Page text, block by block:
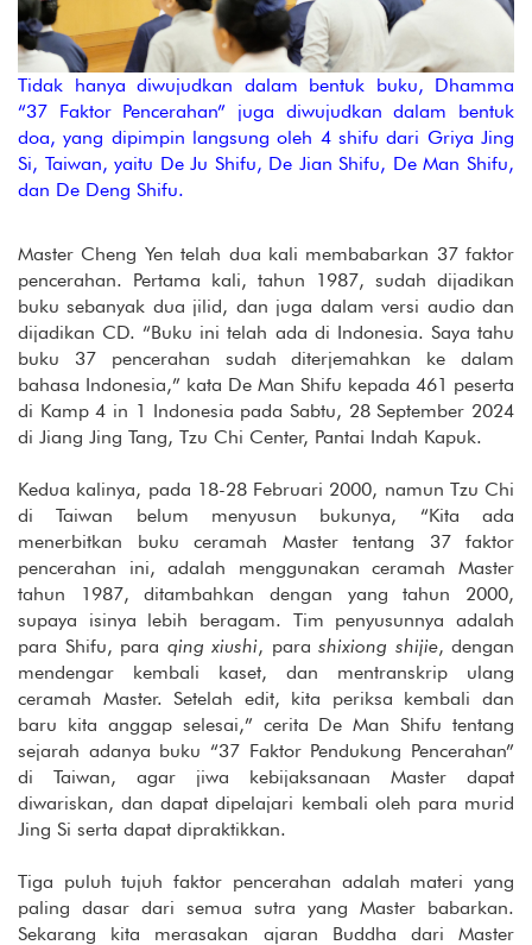
Tidak hanya diwujudkan dalam bentuk buku, Dhamma
“37 Faktor Pencerahan” juga diwujudkan dalam bentuk
doa, yang dipimpin langsung oleh 4 shifu dari Griya Jing
Si, Taiwan, yaitu De Ju Shifu, De Jian Shifu, De Man Shifu,
dan De Deng Shifu.
Master Cheng Yen telah dua kali membabarkan 37 faktor
pencerahan. Pertama kali, tahun 1987, sudah dijadikan
buku sebanyak dua jilid, dan juga dalam versi audio dan
dijadikan CD. “Buku ini telah ada di Indonesia. Saya tahu
buku 37 pencerahan sudah diterjemahkan ke dalam
bahasa Indonesia,” kata De Man Shifu kepada 461 peserta
di Kamp 4 in 1 Indonesia pada Sabtu, 28 September 2024
di Jiang Jing Tang, Tzu Chi Center, Pantai Indah Kapuk.
Kedua kalinya, pada 18-28 Februari 2000, namun Tzu Chi
di Taiwan belum menyusun bukunya, “Kita ada
menerbitkan buku ceramah Master tentang 37 faktor
pencerahan ini, adalah menggunakan ceramah Master
tahun 1987, ditambahkan dengan yang tahun 2000,
supaya isinya lebih beragam. Tim penyusunnya adalah
para Shifu, para qing xiushi, para shixiong shijie, dengan
mendengar kembali kaset, dan mentranskrip ulang
ceramah Master. Setelah edit, kita periksa kembali dan
baru kita anggap selesai,” cerita De Man Shifu tentang
sejarah adanya buku “37 Faktor Pendukung Pencerahan”
di Taiwan, agar jiwa kebijaksanaan Master dapat
diwariskan, dan dapat dipelajari kembali oleh para murid
Jing Si serta dapat dipraktikkan.
Tiga puluh tujuh faktor pencerahan adalah materi yang
paling dasar dari semua sutra yang Master babarkan.
Sekarang kita merasakan ajaran Buddha dari Master